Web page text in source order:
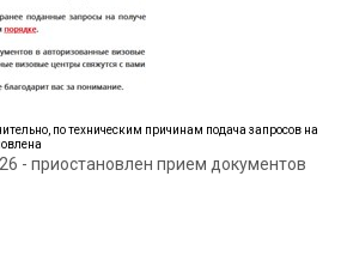
по техническим причинам подача запросов на
- приостановлен прием документов